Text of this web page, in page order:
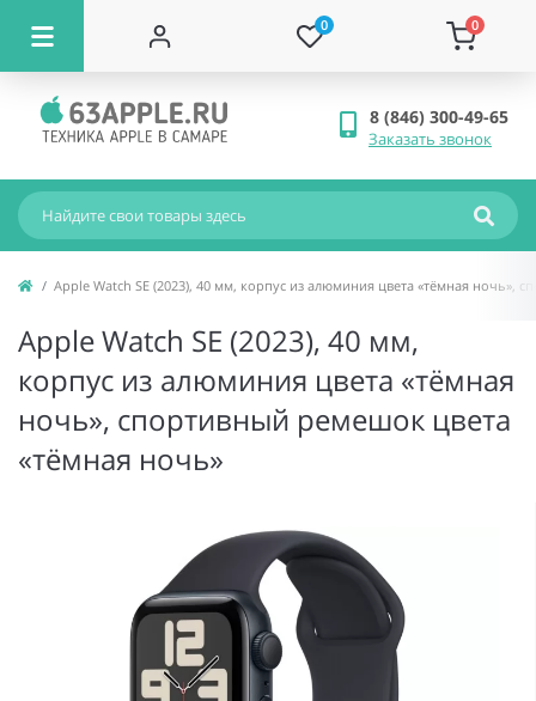
0 0
8 (846) 300-49-65
Заказать звонок
Apple Watch SE (2023), 40 мм, корпус из алюминия цвета «тёмная ночь»,
Apple Watch SE (2023), 40 мм,
корпус из алюминия цвета «тёмная
ночь», спортивный ремешок цвета
«тёмная ночь»